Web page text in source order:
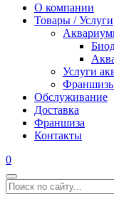
О компании
Товары / Услуги
Услуги
Обслуживание
Доставка
Франшиза
Контакты
0